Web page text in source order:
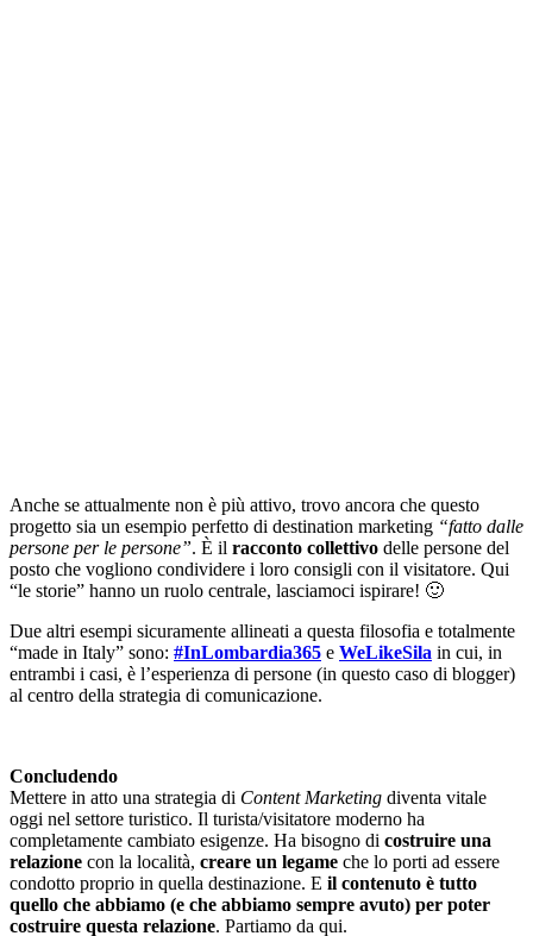
Anche se attualmente non è più attivo, trovo ancora che questo
progetto sia un esempio perfetto di destination marketing “fatto dalle
persone per le persone”. È il racconto collettivo delle persone del
posto che vogliono condividere i loro consigli con il visitatore. Qui
“le storie” hanno un ruolo centrale, lasciamoci ispirare! 🙂
Due altri esempi sicuramente allineati a questa filosofia e totalmente
“made in Italy” sono: #InLombardia365 e WeLikeSila in cui, in
entrambi i casi, è l’esperienza di persone (in questo caso di blogger)
al centro della strategia di comunicazione.
Concludendo
Mettere in atto una strategia di Content Marketing diventa vitale
oggi nel settore turistico. Il turista/visitatore moderno ha
completamente cambiato esigenze. Ha bisogno di costruire una
relazione con la località, creare un legame che lo porti ad essere
condotto proprio in quella destinazione. E il contenuto è tutto
quello che abbiamo (e che abbiamo sempre avuto) per poter
costruire questa relazione. Partiamo da qui.